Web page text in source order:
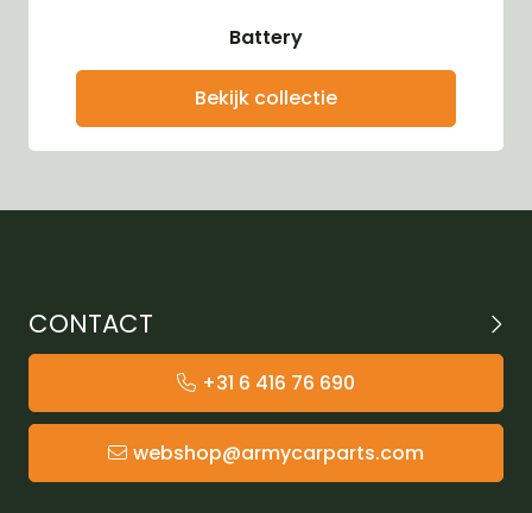
Battery
Bekijk collectie
CONTACT
+31 6 416 76 690
webshop@armycarparts.com